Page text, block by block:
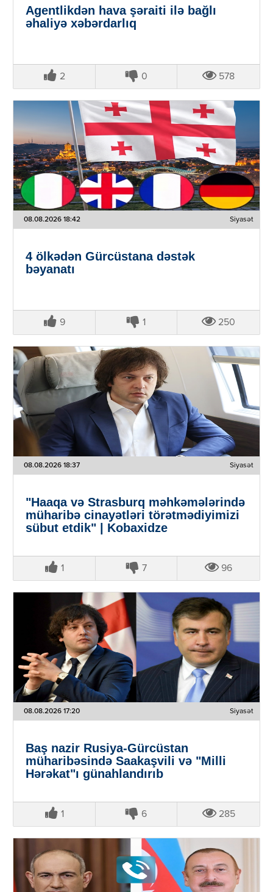
Agentlikdən hava şəraiti ilə bağlı
əhaliyə xəbərdarlıq
2 0 578
08.08.2026 18:42 Siyasət
4 ölkədən Gürcüstana dəstək
bəyanatı
9 1 250
08.08.2026 18:37 Siyasət
"Haaqa və Strasburq məhkəmələrində
müharibə cinayətləri törətmədiyimizi
sübut etdik" | Kobaxidze
1 7 96
08.08.2026 17:20 Siyasət
Baş nazir Rusiya-Gürcüstan
müharibəsində Saakaşvili və "Milli
Hərəkat"ı günahlandırıb
1 6 285